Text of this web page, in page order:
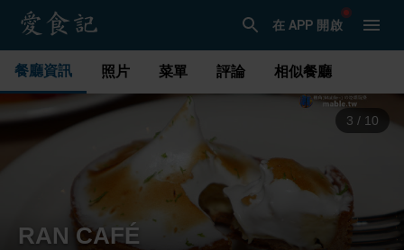
在 APP 開啟
餐廳資訊 照片 菜單 評論 相似餐廳
3 / 10
RAN CAFÉ